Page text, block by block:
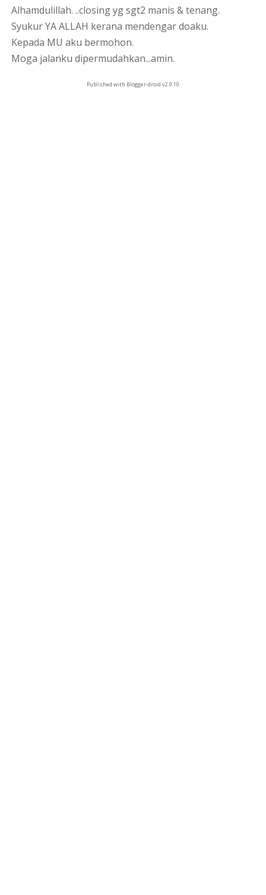
Alhamdulillah. ..closing yg sgt2 manis & tenang.
Syukur YA ALLAH kerana mendengar doaku.
Kepada MU aku bermohon.
Moga jalanku dipermudahkan...amin.
Published with Blogger-droid v2.0.10